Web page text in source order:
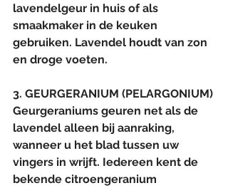
lavendelgeur in huis of als
smaakmaker in de keuken
gebruiken. Lavendel houdt van zon
en droge voeten.
3. GEURGERANIUM (PELARGONIUM)
Geurgeraniums geuren net als de
lavendel alleen bij aanraking,
wanneer u het blad tussen uw
vingers in wrijft. Iedereen kent de
bekende citroengeranium